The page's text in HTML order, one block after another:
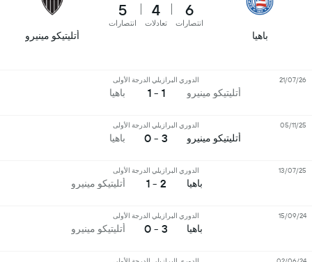
باهيا
6
انتصارات
4
تعادلات
5
انتصارات
أتليتيكو مينيرو
أتليتيكو مينيرو
الدوري البرازيلي الدرجة الأولى
1 - 1 باهيا
21/07/26
أتليتيكو مينيرو
الدوري البرازيلي الدرجة الأولى
3 - 0 باهيا
05/11/25
باهيا
الدوري البرازيلي الدرجة الأولى
2 - 1 أتليتيكو مينيرو
13/07/25
باهيا
الدوري البرازيلي الدرجة الأولى
3 - 0 أتليتيكو مينيرو
15/09/24